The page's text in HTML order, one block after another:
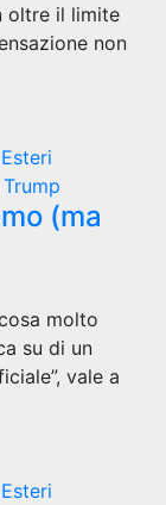
oltre il limite
non
Esteri
Trump
(ma
molto
su di un
vale a
Esteri